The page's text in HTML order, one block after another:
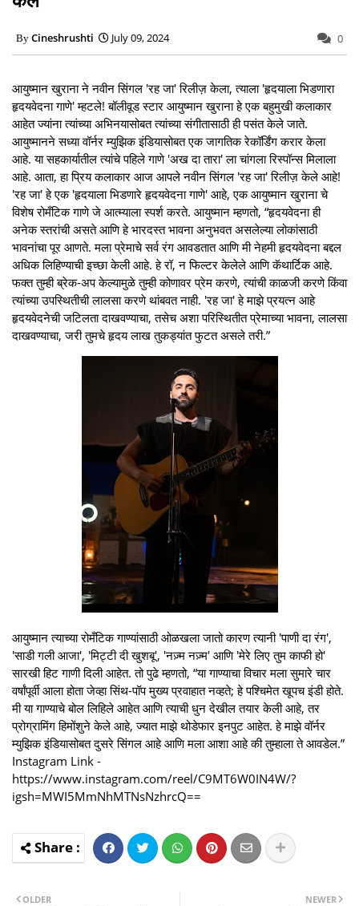
Cineshrushti July 09, 2024 0
आयुष्मान खुराना ने नवीन सिंगल 'रह जा' रिलीज़ केला, त्याला 'हृदयाला भिडणारा
हृदयवेदना गाणे' म्हटले! बॉलीवूड स्टार आयुष्मान खुराना हे एक बहुमुखी कलाकार
आहेत ज्यांना त्यांच्या अभिनयासोबत त्यांच्या संगीतासाठी ही पसंत केले जाते.
आयुष्मानने सध्या वॉर्नर म्युझिक इंडियासोबत एक जागतिक रेकॉर्डिंग करार केला
आहे. या सहकार्यातील त्यांचे पहिले गाणे 'अख दा तारा' ला चांगला रिस्पॉन्स मिलाला
आहे. आता, हा प्रिय कलाकार आज आपले नवीन सिंगल 'रह जा' रिलीज़ केले आहे!
'रह जा' हे एक 'हृदयाला भिडणारे हृदयवेदना गाणे' आहे, एक आयुष्मान खुराना चे
विशेष रोमँटिक गाणे जे आत्म्याला स्पर्श करते. आयुष्मान म्हणतो, “हृदयवेदना ही
अनेक स्तरांची असते आणि हे भारदस्त भावना अनुभवत असलेल्या लोकांसाठी
भावनांचा पूर आणते. मला प्रेमाचे सर्व रंग आवडतात आणि मी नेहमी हृदयवेदना बद्दल
अधिक लिहिण्याची इच्छा केली आहे. हे रॉ, न फिल्टर केलेले आणि कॅथार्टिक आहे.
फक्त तुम्ही ब्रेक-अप केल्यामुळे तुम्ही कोणावर प्रेम करणे, त्यांची काळजी करणे किंवा
त्यांच्या उपस्थितीची लालसा करणे थांबवत नाही. 'रह जा' हे माझे प्रयत्न आहे
हृदयवेदनेची जटिलता दाखवण्याचा, तसेच अशा परिस्थितीत प्रेमाच्या भावना, लालसा
दाखवण्याचा, जरी तुमचे हृदय लाख तुकड्यांत फुटत असले तरी.”
आयुष्मान त्याच्या रोमँटिक गाण्यांसाठी ओळखला जातो कारण त्यानी 'पाणी दा रंग',
'साडी गली आजा', 'मिट्टी दी खुशबू', 'नज़्म नज़्म' आणि 'मेरे लिए तुम काफी हो'
सारखी हिट गाणी दिली आहेत. तो पुढे म्हणतो, “या गाण्याचा विचार मला सुमारे चार
वर्षांपूर्वी आला होता जेव्हा सिंथ-पॉप मुख्य प्रवाहात नव्हते; हे पश्चिमेत खूपच इंडी होते.
मी या गाण्याचे बोल लिहिले आहेत आणि त्याची धुन देखील तयार केली आहे, तर
प्रोग्रामिंग हिमोंशुने केले आहे, ज्यात माझे थोडेफार इनपुट आहेत. हे माझे वॉर्नर
म्युझिक इंडियासोबत दुसरे सिंगल आहे आणि मला आशा आहे की तुम्हाला ते आवडेल.”
Instagram Link -
https://www.instagram.com/reel/C9MT6W0IN4W/?
igsh=MWI5MmNhMTNsNzhrcQ==
NEWER
OLDER